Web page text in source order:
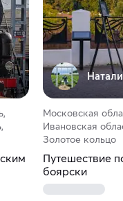
Московская
Ивановская
Золотое кольцо
Путешествие
боярски